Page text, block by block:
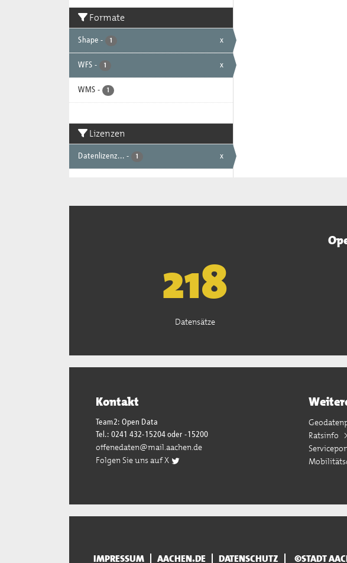
Formate
Shape - 1 x
WFS - 1 x
WMS - 1
Lizenzen
Datenlizenz... - 1 x
221
Datensätze
Kontakt
Team2: Open Data
Tel.: 0241 432-15204 oder -15200
offenedaten@mail.aachen.de
Folgen Sie uns auf X
Ratsinfo
IMPRESSUM AACHEN.DE DATENSCHUTZ ©STADT